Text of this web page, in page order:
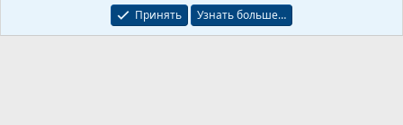
Запросов 7 Время 0.1943s
Принять
Узнать больше…